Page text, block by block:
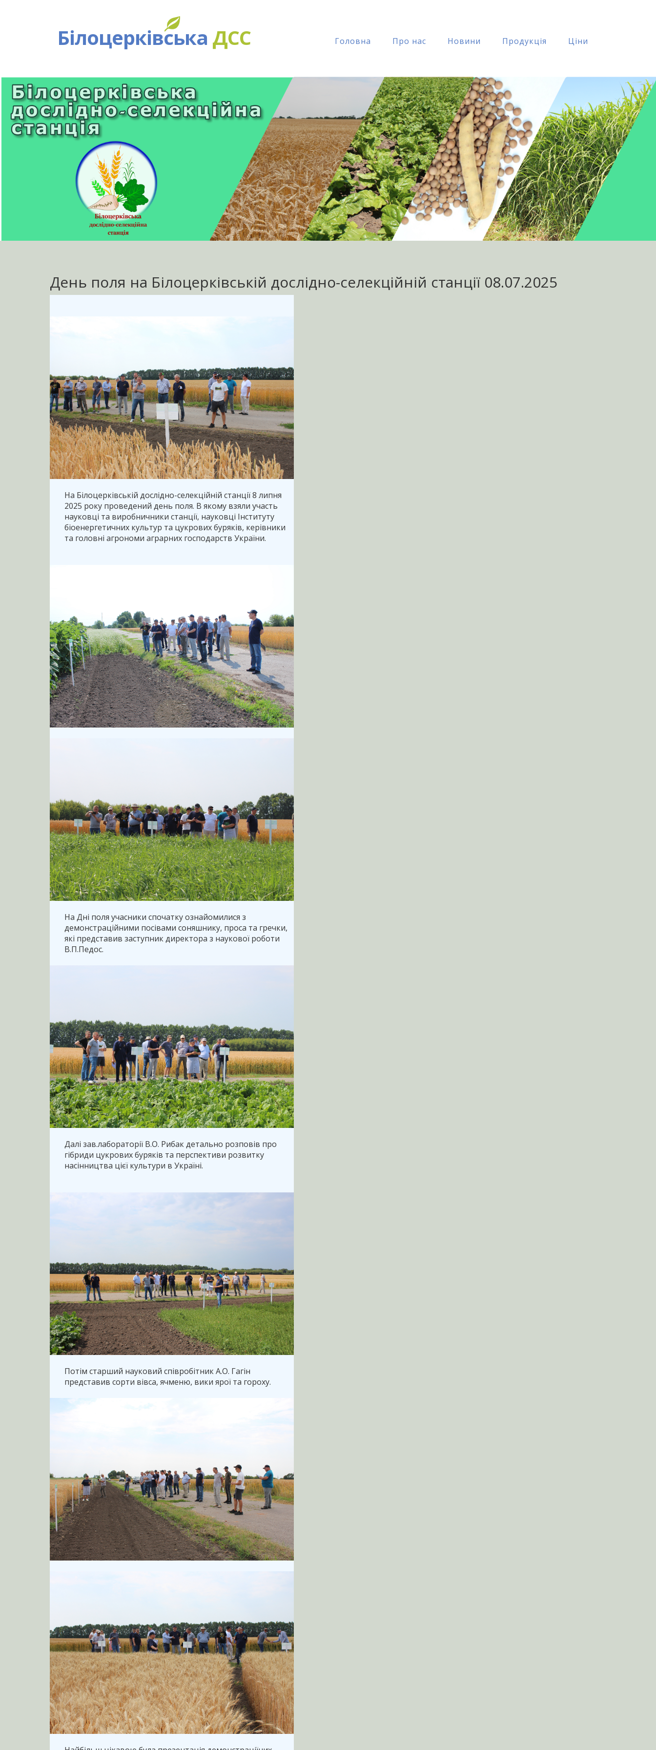
Білоцерківська ДСС Головна Про нас Новини Продукція Ціни
День поля на Білоцерківській дослідно-селекційній станції 08.07.2025
На Білоцерківській дослідно-селекційній станції 8 липня
2025 року проведений день поля. В якому взяли участь
науковці та виробничники станції, науковці Інституту
біоенергетичних культур та цукрових буряків, керівники
та головні агрономи аграрних господарств України.
На Дні поля учасники спочатку ознайомилися з
демонстраційними посівами соняшнику, проса та гречки,
які представив заступник директора з наукової роботи
В.П.Педос.
Далі зав.лабораторії В.О. Рибак детально розповів про
гібриди цукрових буряків та перспективи розвитку
насінництва цієї культури в Україні.
Потім старший науковий співробітник А.О. Гагін
представив сорти вівса, ячменю, вики ярої та гороху.